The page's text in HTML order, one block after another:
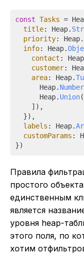
const Tasks =
title: Heap.
priority: Heap.
info: Heap.
contact :
customer:
area: Heap.
      Heap.
Number
      Heap.
Union
    ]),
  }),
labels : Heap.
customParams :
Правила
простого
единственным
является
уровня heap-
этого поля, по
хотим